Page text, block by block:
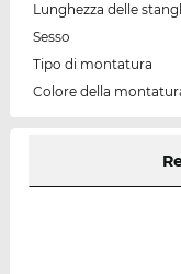
Lunghezza delle
Sesso
Tipo di montatura
Colore della